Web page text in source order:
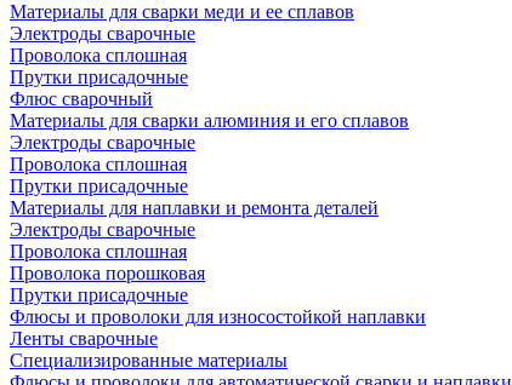
Материалы для сварки меди и ее сплавов
Электроды сварочные
Проволока сплошная
Прутки присадочные
Флюс сварочный
Материалы для сварки алюминия и его сплавов
Электроды сварочные
Проволока сплошная
Прутки присадочные
Материалы для наплавки и ремонта деталей
Электроды сварочные
Проволока сплошная
Проволока порошковая
Прутки присадочные
Флюсы и проволоки для износостойкой наплавки
Ленты сварочные
Специализированные материалы